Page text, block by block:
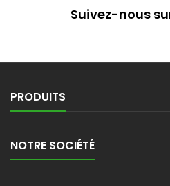
Suivez-nous
PRODUITS
NOTRE SOCIÉTÉ